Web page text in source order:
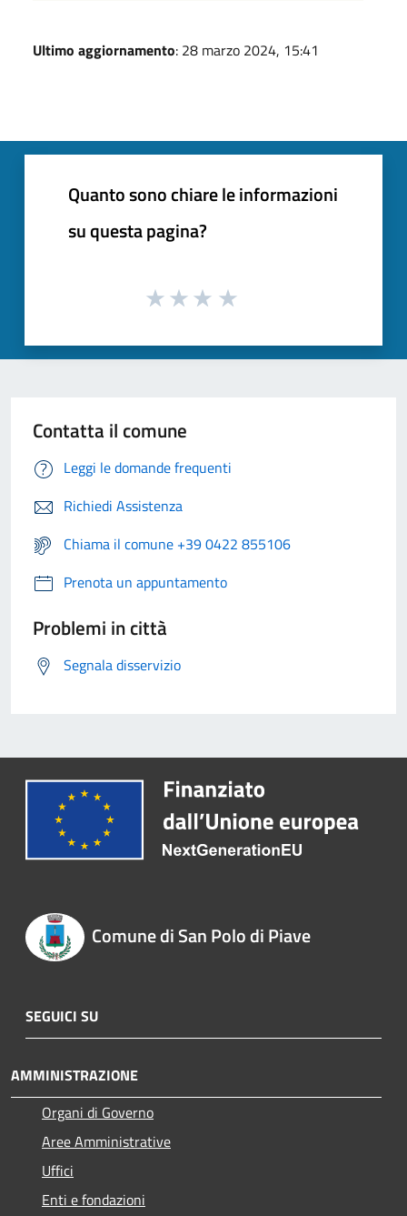
Ultimo aggiornamento: 28 marzo 2024, 15:41
Quanto sono chiare le informazioni
su questa pagina?
Contatta il comune
Leggi le domande frequenti
Richiedi Assistenza
Chiama il comune +39 0422 855106
Prenota un appuntamento
Problemi in città
Segnala disservizio
Comune di San Polo di Piave
SEGUICI SU
AMMINISTRAZIONE
Organi di Governo
Aree Amministrative
Uffici
Enti e fondazioni